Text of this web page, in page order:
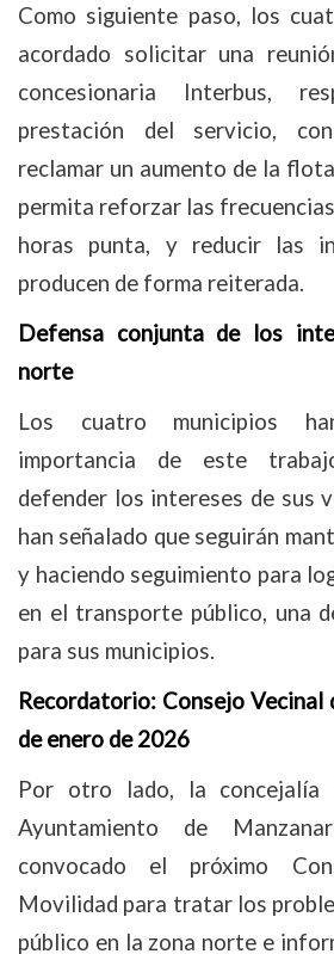
Como siguiente paso, los
acordado solicitar una
concesionaria Interbus,
prestación del servicio,
reclamar un aumento de la
permita reforzar las
horas punta, y reducir las
producen de forma reiterada.
Defensa conjunta de los
norte
Los cuatro municipios
importancia de este
defender los intereses de sus
han señalado que seguirán
y haciendo seguimiento para
en el transporte público, una
para sus municipios.
Recordatorio: Consejo
de enero de 2026
Por otro lado, la concejalía
Ayuntamiento de
convocado el próximo
Movilidad para tratar los
público en la zona norte e